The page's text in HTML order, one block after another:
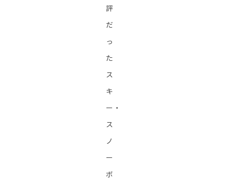
評
だ
っ
た
ス
キ
ー・
ス
ノ
ー
ボ